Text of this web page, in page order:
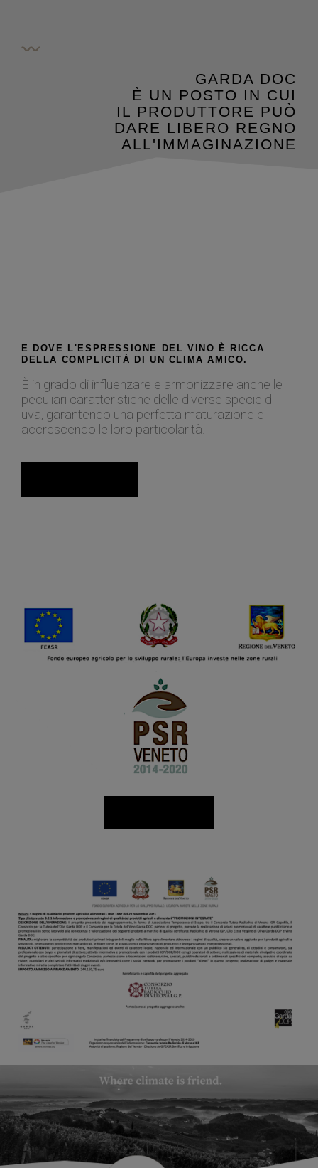
GARDA DOC
È UN POSTO IN CUI
IL PRODUTTORE PUÒ
DARE LIBERO REGNO
ALL'IMMAGINAZIONE
E DOVE L'ESPRESSIONE DEL VINO È RICCA
DELLA COMPLICITÀ DI UN CLIMA AMICO.
È in grado di influenzare e armonizzare anche le
peculiari caratteristiche delle diverse specie di
uva, garantendo una perfetta maturazione e
accrescendo le loro particolarità.